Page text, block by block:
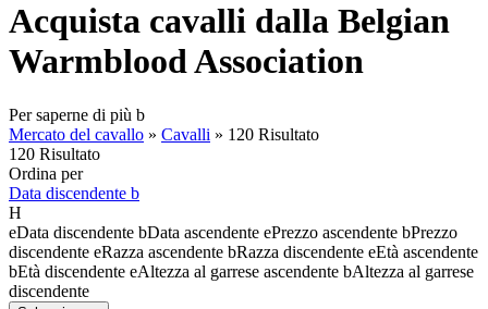
Acquista cavalli dalla Belgian
Warmblood Association
Per saperne di più b
Mercato del cavallo » Cavalli » 120 Risultato
120 Risultato
Ordina per
Data discendente b
H
eData discendente bData ascendente ePrezzo ascendente bPrezzo
discendente eRazza ascendente bRazza discendente eEtà ascendente
bEtà discendente eAltezza al garrese ascendente bAltezza al garrese
discendente